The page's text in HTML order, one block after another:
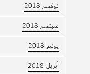
نوفمبر 2018
سبتمبر 2018
يونيو 2018
أبريل 2018